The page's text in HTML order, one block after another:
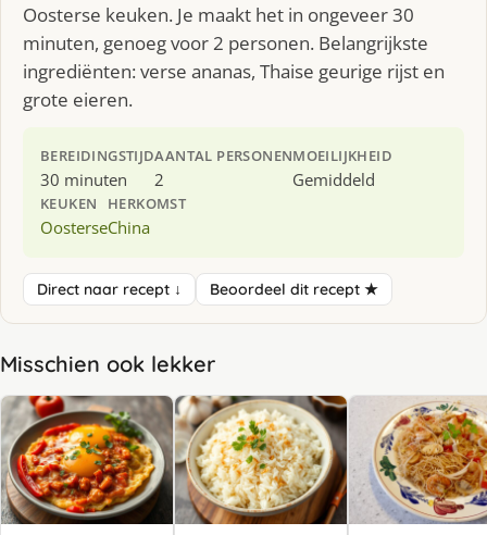
Oosterse keuken. Je maakt het in ongeveer 30
minuten, genoeg voor 2 personen. Belangrijkste
ingrediënten: verse ananas, Thaise geurige rijst en
grote eieren.
BEREIDINGSTIJD
30 minuten
AANTAL PERSONEN
2
MOEILIJKHEID
Gemiddeld
KEUKEN
Oosterse
HERKOMST
China
Direct naar recept ↓ Beoordeel dit recept ★
Misschien ook lekker